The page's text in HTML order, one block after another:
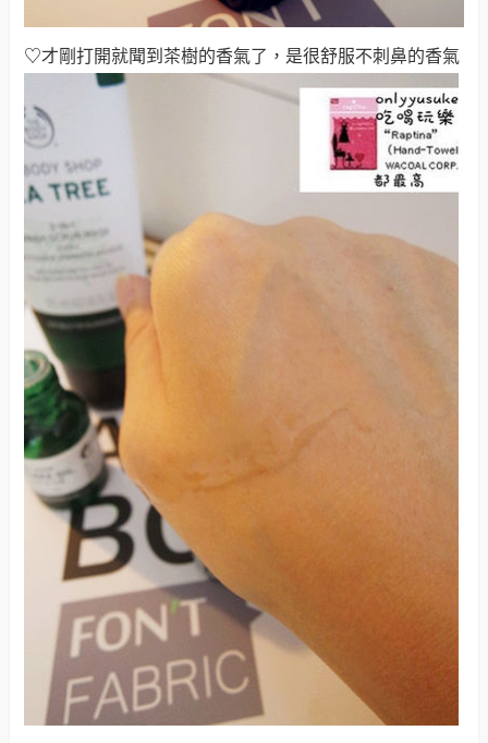
♡才剛打開就聞到茶樹的香氣了，是很舒服不刺鼻的香氣